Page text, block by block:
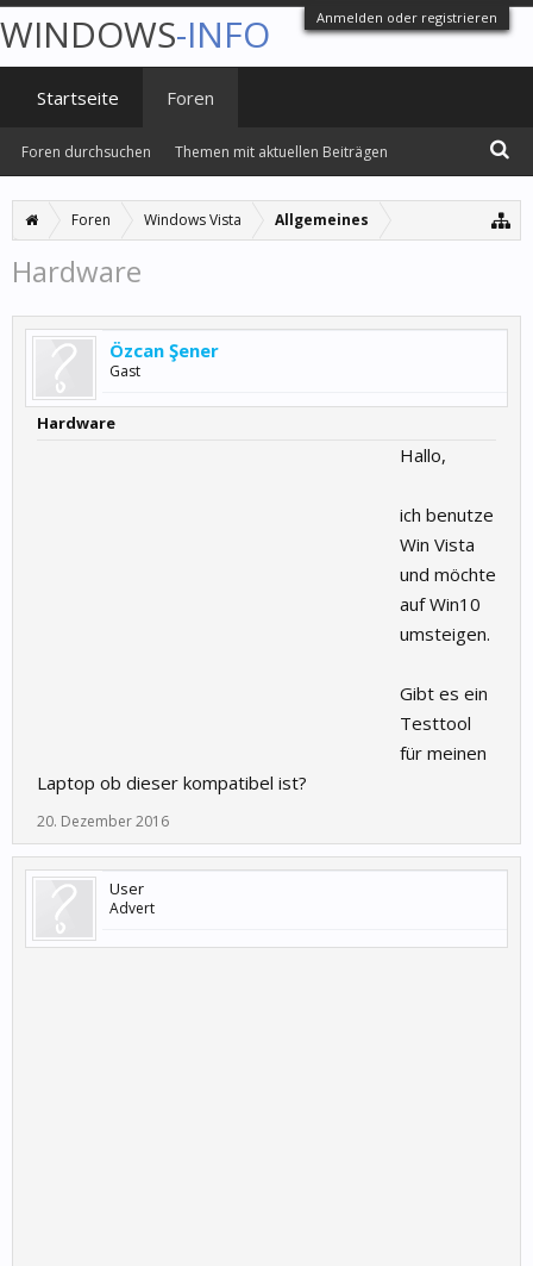
Anmelden oder registrieren
Foren Windows Vista Allgemeines
Hardware
Özcan Şener
Gast
Hardware
Hallo,
ich benutze
Win Vista
und möchte
auf Win10
umsteigen.
Gibt es ein
Testtool
für meinen
Laptop ob dieser kompatibel ist?
20. Dezember 2016
User
Advert
WINDOWS-INFO
Startseite Foren
Foren durchsuchen Themen mit aktuellen Beiträgen